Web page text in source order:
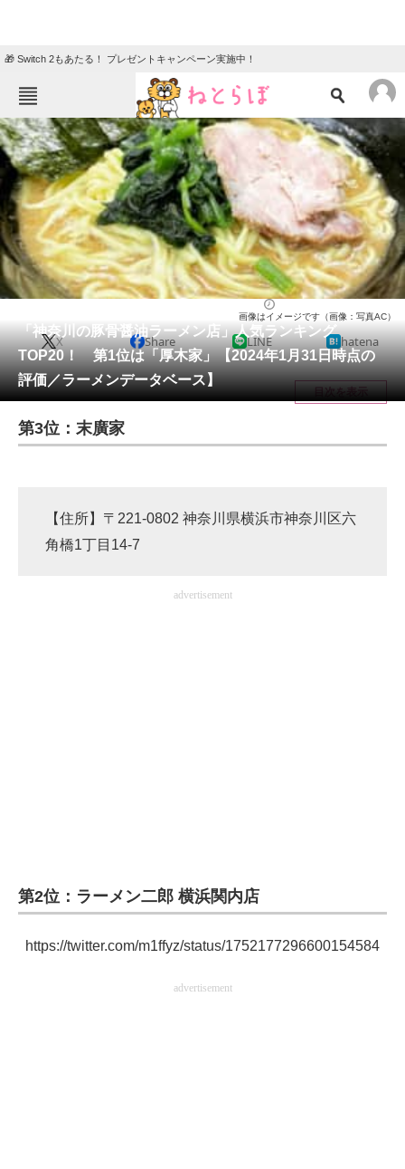
🎁 Switch 2もあたる！ プレゼントキャンペーン実施中！
ねとらぼメニュー
TOP ニュース
エンタメ クイズ
グルメ 地域
住まい 教育・育児
動物 リサーチ
会員記事
メディア
注目記事を集めた総合ページ
ITの今と未来を見通す
進化するPCとデバイスの未来
ビジネスと働き方のヒント
製造業のIT導入・活用を支援
モノづくり技術者専門サイト
エレクトロニクス専門サイト
「神奈川の豚骨醤油ラーメン店」人気ランキング
TOP20！ 第1位は「厚木家」【2024年1月31日時点の
評価／ラーメンデータベース】
画像はイメージです（画像：写真AC）
X Share LINE hatena
目次を表示
第3位：末廣家
【住所】〒221-0802 神奈川県横浜市神奈川区六
角橋1丁目14-7
advertisement
第2位：ラーメン二郎 横浜関内店
https://twitter.com/m1ffyz/status/1752177296600154584
advertisement